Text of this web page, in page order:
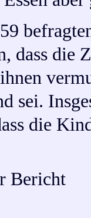
dass die
sei.
die
Bericht